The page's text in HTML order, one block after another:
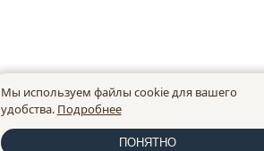
Мы используем файлы cookie для вашего
удобства. Подробнее
ПОНЯТНО